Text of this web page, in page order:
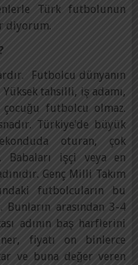
Türk futbolunun
diyorum.
Futbolcu dünyanın
tahsilli, iş adamı,
futbolcu olmaz.
Türkiye’de büyük
oturan, çok
Babaları işçi veya en
Genç Milli Takım
futbolcuların bu
Bunların arasından 3-4
adının baş harflerini
fiyatı on binlerce
ve buna değer veren